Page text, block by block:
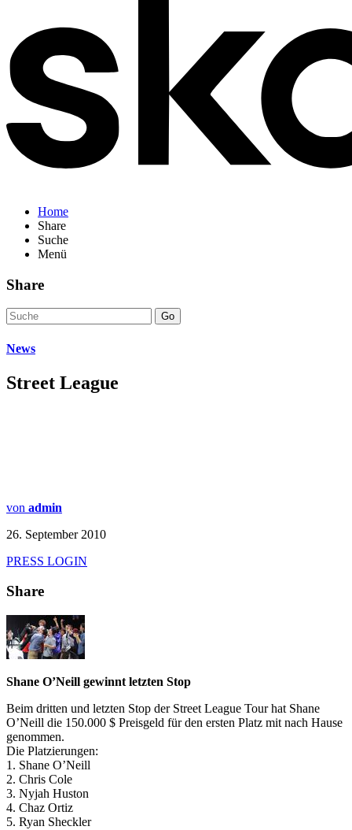
Home
Share
Suche
Menü
Share
Go
News
Street League
von admin
26. September 2010
PRESS LOGIN
Share
Shane O’Neill gewinnt letzten Stop
Beim dritten und letzten Stop der Street League Tour hat Shane
O’Neill die 150.000 $ Preisgeld für den ersten Platz mit nach Hause
genommen.
Die Platzierungen:
1. Shane O’Neill
2. Chris Cole
3. Nyjah Huston
4. Chaz Ortiz
5. Ryan Sheckler